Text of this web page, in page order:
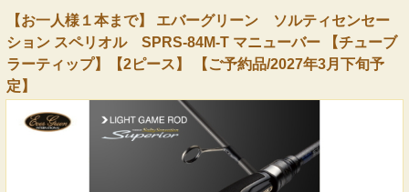
【お一人様１本まで】 エバーグリーン ソルティセンセー
ション スペリオル SPRS-84M-T マニューバー 【チューブ
ラーティップ】【2ピース】 【ご予約品/2027年3月下旬予
定】